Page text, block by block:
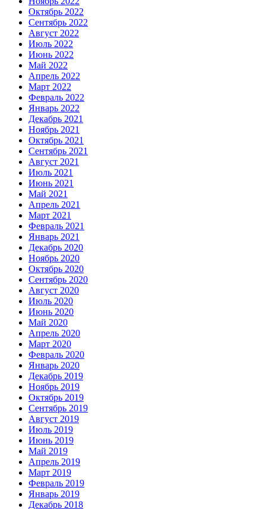
Октябрь 2022
Сентябрь 2022
Август 2022
Июль 2022
Июнь 2022
Май 2022
Апрель 2022
Март 2022
Февраль 2022
Январь 2022
Декабрь 2021
Ноябрь 2021
Октябрь 2021
Сентябрь 2021
Август 2021
Июль 2021
Июнь 2021
Май 2021
Апрель 2021
Март 2021
Февраль 2021
Январь 2021
Декабрь 2020
Ноябрь 2020
Октябрь 2020
Сентябрь 2020
Август 2020
Июль 2020
Июнь 2020
Май 2020
Апрель 2020
Март 2020
Февраль 2020
Январь 2020
Декабрь 2019
Ноябрь 2019
Октябрь 2019
Сентябрь 2019
Август 2019
Июль 2019
Июнь 2019
Май 2019
Апрель 2019
Март 2019
Февраль 2019
Январь 2019
Декабрь 2018